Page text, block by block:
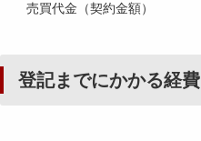
売買代金（契約金額）
登記までにかかる経費